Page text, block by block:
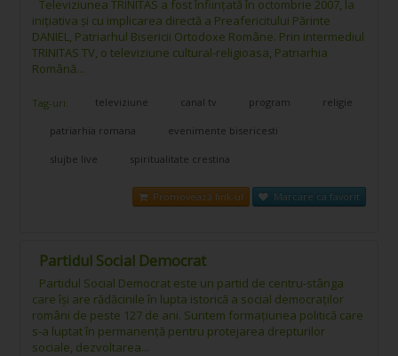
Televiziunea TRINITAS a fost înfiinţată în octombrie 2007, la
iniţiativa şi cu implicarea directă a Preafericitului Părinte
DANIEL, Patriarhul Bisericii Ortodoxe Române. Prin intermediul
TRINITAS TV, o televiziune cultural-religioasa, Patriarhia
Română...
Tag-uri: televiziune canal tv program religie
patriarhia romana evenimente bisericesti
slujbe live spiritualitate crestina
Promovează link-ul Marcare ca favorit
Partidul Social Democrat
Partidul Social Democrat este un partid de centru-stânga
care își are rădăcinile în lupta istorică a social democraților
români de peste 127 de ani. Suntem formațiunea politică care
s-a luptat în permanență pentru protejarea drepturilor
sociale, dezvoltarea...